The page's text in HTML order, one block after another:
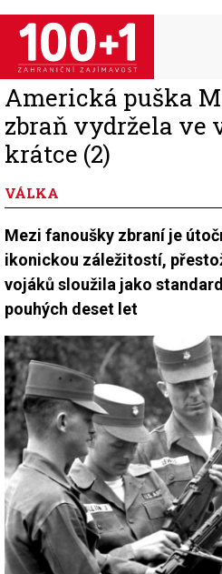
Přejít
hlavnímu
obsahu
Americká puška
zbraň vydržela ve
krátce (2)
VÁLKA
Mezi fanoušky zbraní je
ikonickou záležitostí,
vojáků sloužila jako
pouhých deset let